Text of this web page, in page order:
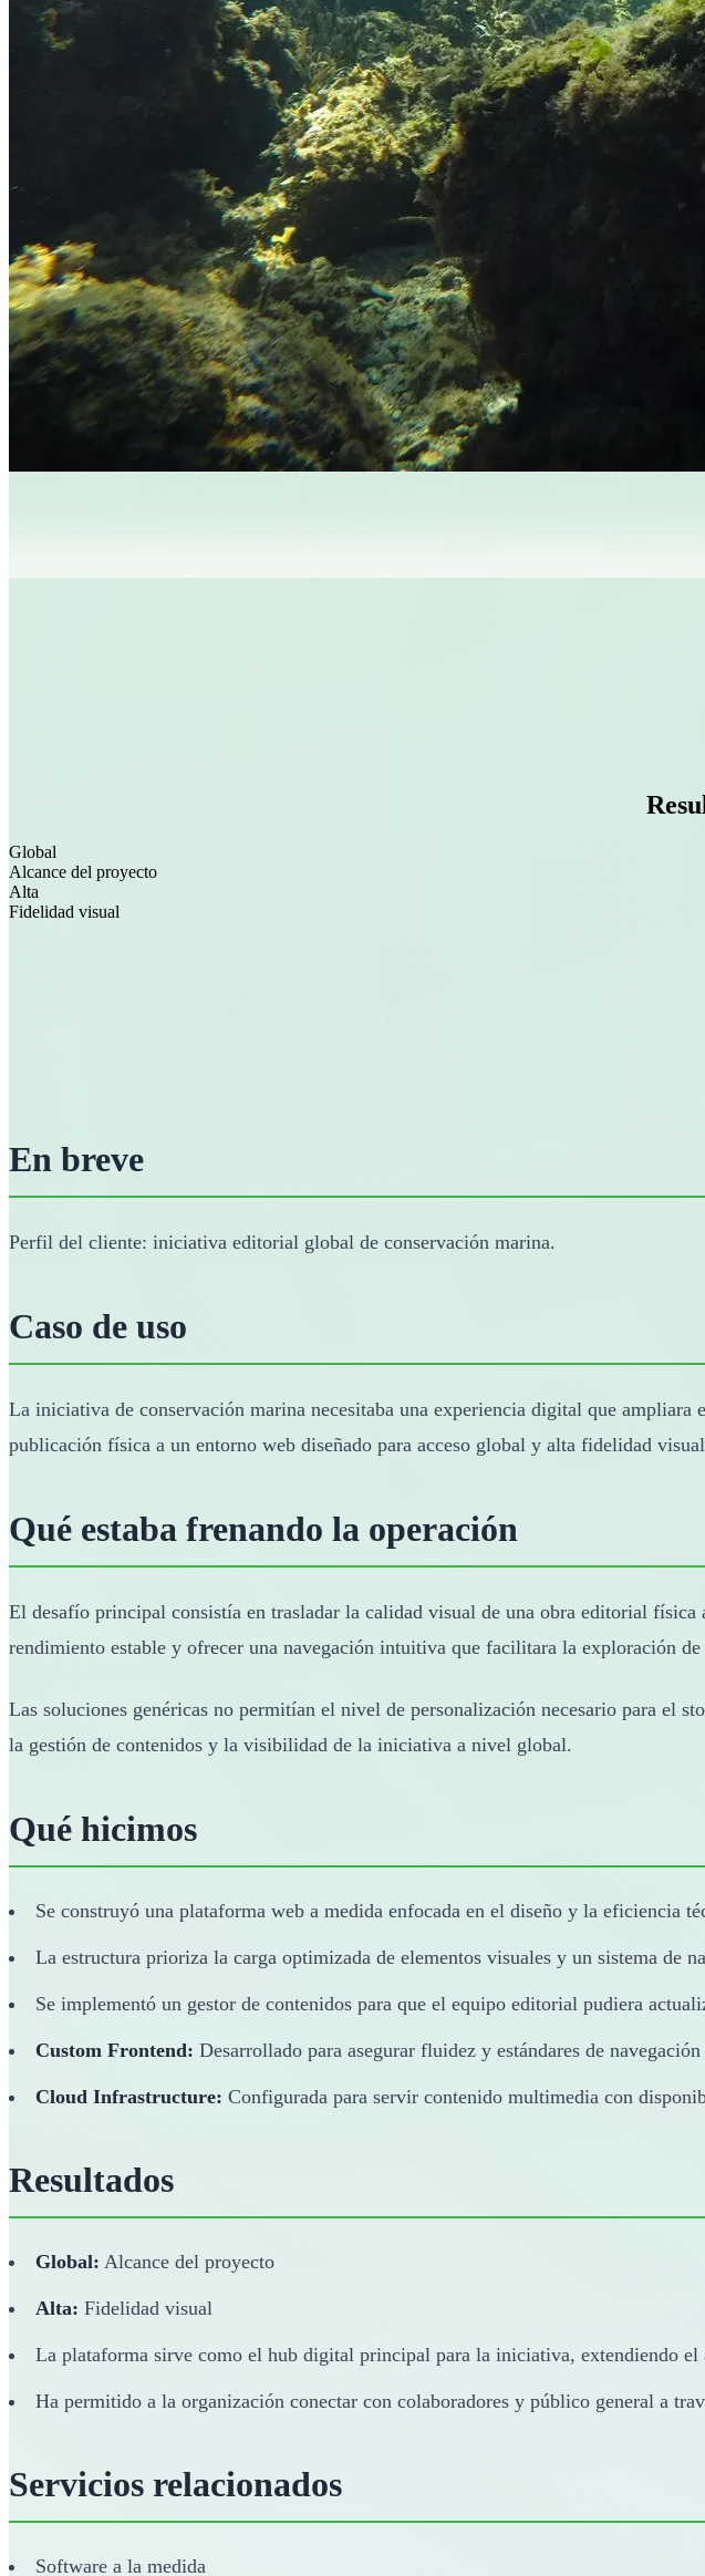
Global
Alcance del proyecto
Alta
Fidelidad visual
En breve
Perfil del cliente: iniciativa editorial global de conservación marina.
Caso de uso
La iniciativa de conservación marina necesitaba una experiencia digital que
publicación física a un entorno web diseñado para acceso global y alta fidelidad
Qué estaba frenando la operación
El desafío principal consistía en trasladar la calidad visual de una obra editorial
rendimiento estable y ofrecer una navegación intuitiva que facilitara la exploración
Las soluciones genéricas no permitían el nivel de personalización necesario para el
la gestión de contenidos y la visibilidad de la iniciativa a nivel global.
Qué hicimos
Se construyó una plataforma web a medida enfocada en el diseño y la eficiencia
La estructura prioriza la carga optimizada de elementos visuales y un sistema de
Se implementó un gestor de contenidos para que el equipo editorial pudiera
Custom Frontend: Desarrollado para asegurar fluidez y estándares de
Cloud Infrastructure: Configurada para servir contenido multimedia con
Resultados
Global: Alcance del proyecto
Alta: Fidelidad visual
La plataforma sirve como el hub digital principal para la iniciativa, extendiendo el
Ha permitido a la organización conectar con colaboradores y público general a
Servicios relacionados
Software a la medida